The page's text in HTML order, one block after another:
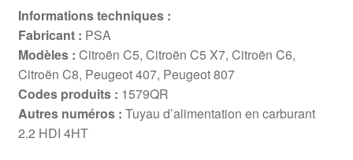
Informations techniques :
Fabricant : PSA
Modèles : Citroën C5, Citroën C5 X7, Citroën C6,
Citroën C8, Peugeot 407, Peugeot 807
Codes produits : 1579QR
Autres numéros : Tuyau d’alimentation en carburant
2.2 HDI 4HT